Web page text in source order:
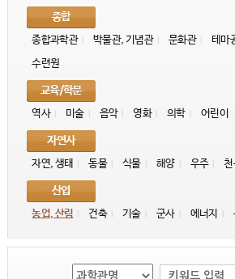
종합
종합과학관 박물관, 기념관 문화관 테마
수련원
교육/학문
역사 미술 음악 영화 의학 어린이
자연사
자연, 생태 동물 식물 해양 우주
산업
농업, 산림 건축 기술 군사 에너지